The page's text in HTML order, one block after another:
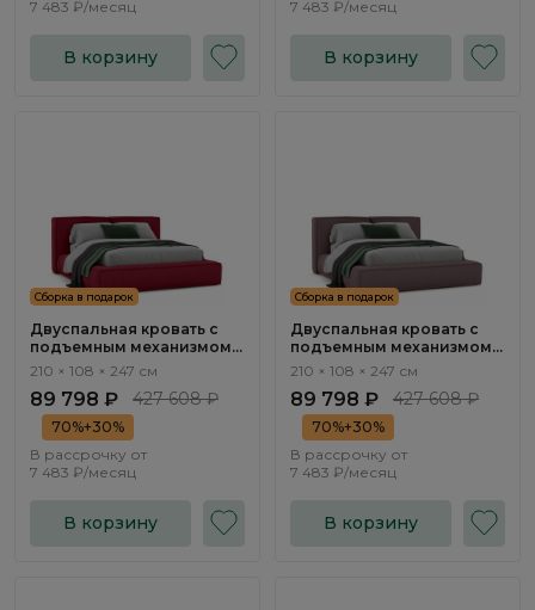
7 483 ₽/месяц
В корзину
7 483 ₽/месяц
В корзину
Сборка в подарок
Двуспальная кровать с
подъемным механизмом
Нью-Йорк / New York
210 × 108 × 247 см
89 798 ₽ 427 608 ₽
70%+30%
В рассрочку от
7 483 ₽/месяц
В корзину
Сборка в подарок
Двуспальная кровать с
подъемным механизмом
Нью-Йорк / New York
210 × 108 × 247 см
89 798 ₽ 427 608 ₽
70%+30%
В рассрочку от
7 483 ₽/месяц
В корзину